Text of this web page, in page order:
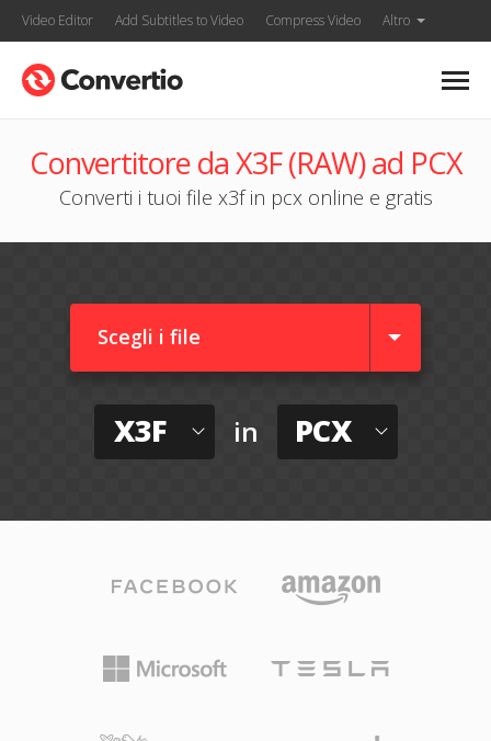
Video Editor Add Subtitles to Video Compress Video Altro
Convertitore da X3F (RAW) ad PCX
Converti i tuoi file x3f in pcx online e gratis
Scegli i file
X3F in PCX